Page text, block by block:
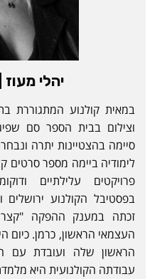
יהלי
במאית קולנוע המתגוררת
וצילום בבית הספר סם
סיימה בהצטיינות יתרה
לימודיה ביימה מספר
פרויקטים עלילתיים
זכתה במענק ההפקה
העצמאי הראשון, כרמן.
הראשון שלה ועובדת עם
עבודתה הקולנועית היא